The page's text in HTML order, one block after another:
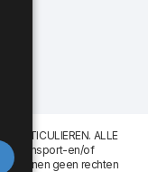
PARTICULIEREN. ALLE
Transport-en/of
kunnen geen rechten